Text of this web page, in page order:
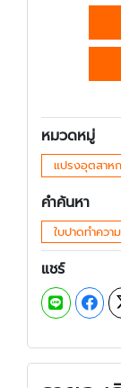
หมวดหมู่
แปรงอุตสาห
คำค้นหา
ใบปาดทำควา
แชร์